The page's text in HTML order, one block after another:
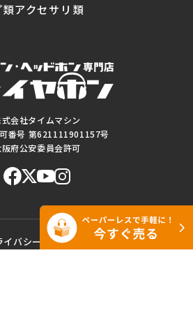
会社タイムマシン
番号 第621111901157号
阪府公安委員会許可
アクセサリ類
イバシーポリシー
ご利用規約